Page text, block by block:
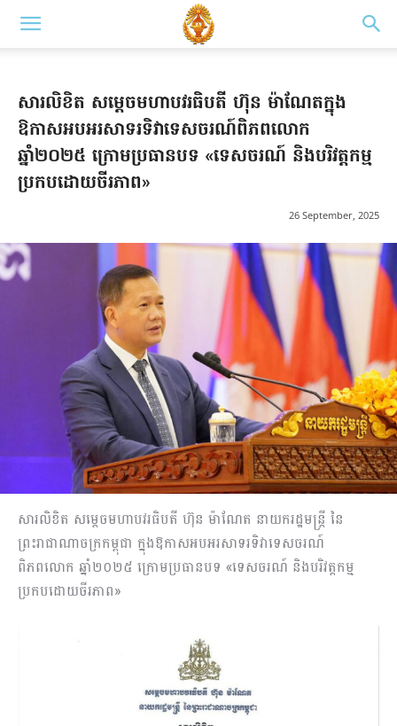
សារលិខិត សម្តេចមហាបវរធិបតី ហ៊ុន ម៉ាណែតក្នុង
ឱកាសអបអរសាទរទិវាទេសចរណ៍ពិភពលោក
ឆ្នាំ២០២៥ ក្រោមប្រធានបទ «ទេសចរណ៍ និងបរិវត្តកម្ម
ប្រកបដោយចីរភាព»
26 September, 2025
សារលិខិត សម្តេចមហាបវរធិបតី ហ៊ុន ម៉ាណែត នាយករដ្ឋមន្ត្រី នៃ
ព្រះរាជាណាចក្រកម្ពុជា ក្នុងឱកាសអបអរសាទរទិវាទេសចរណ៍
ពិភពលោក ឆ្នាំ២០២៥ ក្រោមប្រធានបទ «ទេសចរណ៍ និងបរិវត្តកម្ម
ប្រកបដោយចីរភាព»